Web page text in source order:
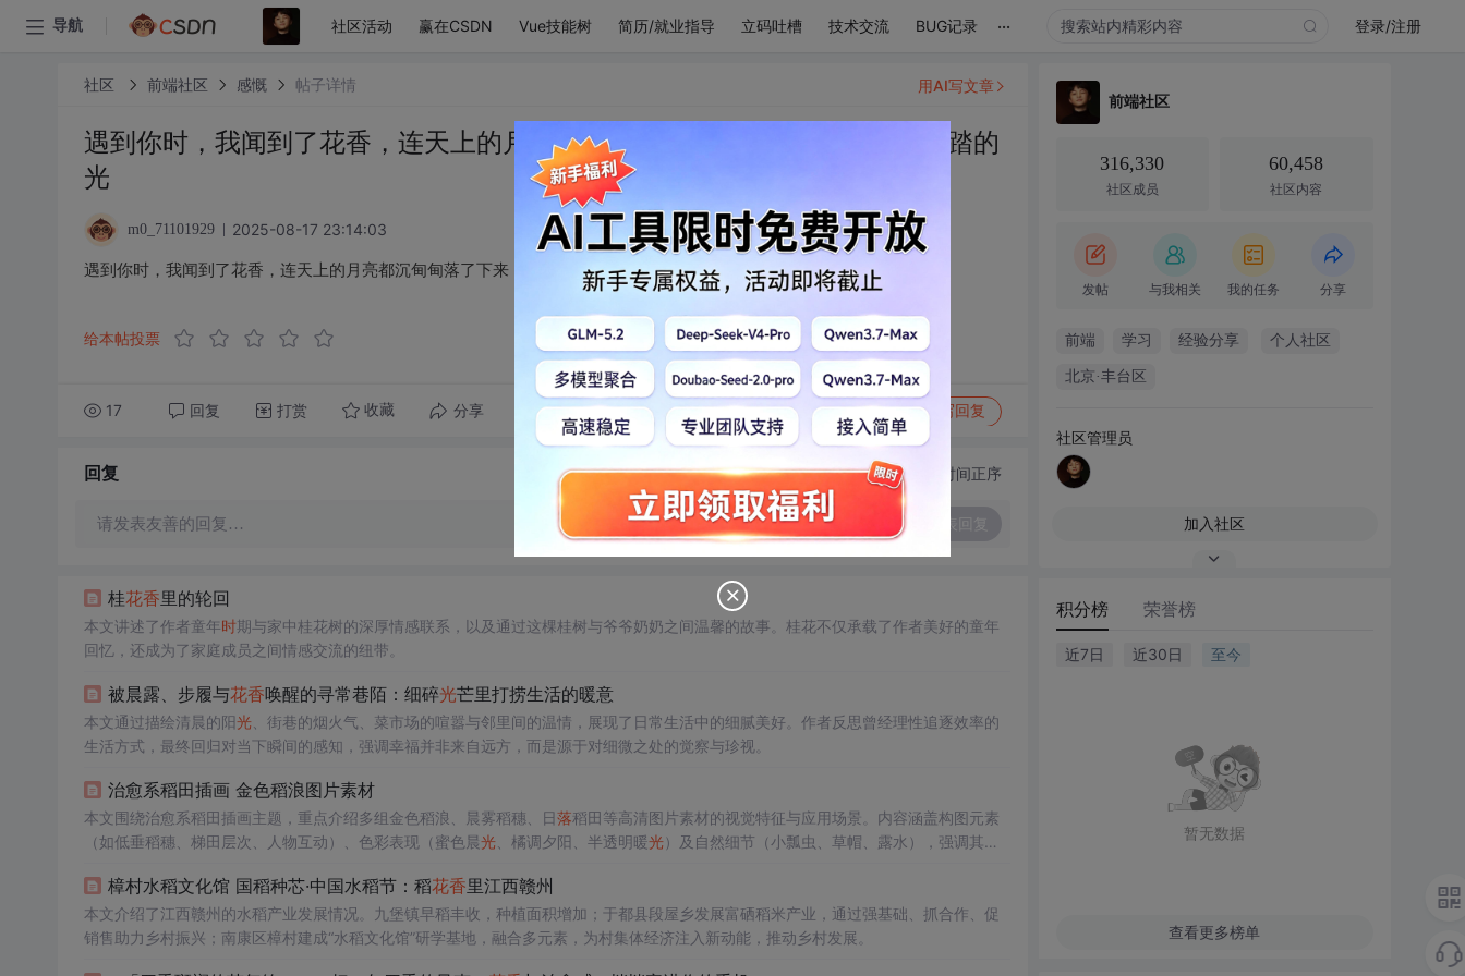
导航 社区活动 赢在CSDN Vue技能树 简历/就业指导 立码吐槽 技术交流 BUG记录 ... 登录/注册
社区 前端社区 感慨 帖子详情
遇到你时，我闻到了花香，连天上的月亮都沉甸甸落了下来，化作你来时所踏的
光
m0_71101929 2025-08-17 23:14:03
遇到你时，我闻到了花香，连天上的月亮都沉甸甸落了下来，化作你来时所踏的光
给本帖投票
17 回复 打赏 收藏 分享 转发到动态 举报 写回复
用AI写文章
回复 切换为时间正序
请发表友善的回复…
桂花香里的轮回
本文讲述了作者童年时期与家中桂花树的深厚情感联系，以及通过这棵桂树与爷爷奶奶之间温馨的故事。桂花不仅承载了作者美好的童年
回忆，还成为了家庭成员之间情感交流的纽带。
被晨露、步履与花香唤醒的寻常巷陌：细碎光芒里打捞生活的暖意
本文通过描绘清晨的阳光、街巷的烟火气、菜市场的喧嚣与邻里间的温情，展现了日常生活中的细腻美好。作者反思曾经理性追逐效率的
生活方式，最终回归对当下瞬间的感知，强调幸福并非来自远方，而是源于对细微之处的觉察与珍视。
治愈系稻田插画 金色稻浪图片素材
本文围绕治愈系稻田插画主题，重点介绍多组金色稻浪、晨雾稻穗、日落稻田等高清图片素材的视觉特征与应用场景。内容涵盖构图元素
（如低垂稻穗、梯田层次、人物互动）、色彩表现（蜜色晨光、橘调夕阳、半透明暖光）及自然细节（小瓢虫、草帽、露水），强调其在
樟村水稻文化馆 国稻种芯·中国水稻节：稻花香里江西赣州
本文介绍了江西赣州的水稻产业发展情况。九堡镇早稻丰收，种植面积增加；于都县段屋乡发展富硒稻米产业，通过强基础、抓合作、促
销售助力乡村振兴；南康区樟村建成“水稻文化馆”研学基地，融合多元素，为村集体经济注入新动能，推动乡村发展。
前端社区
316,330
社区成员
60,458
社区内容
发帖 与我相关 我的任务 分享
前端 学习 经验分享 个人社区
北京·丰台区
社区管理员
加入社区
积分榜 荣誉榜
近7日 近30日 至今
暂无数据
查看更多榜单